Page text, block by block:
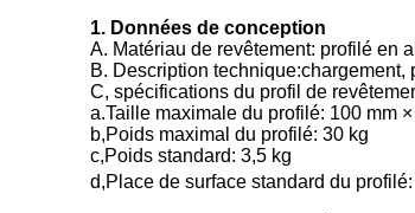
1. Données de conception
A. Matériau de revêtement: profilé en
B. Description
C, spécifications du profil de
a.Taille maximale du profilé: 100 mm
b,Poids maximal du profilé: 30 kg
c,Poids standard: 3,5 kg
d,Place de surface standard du